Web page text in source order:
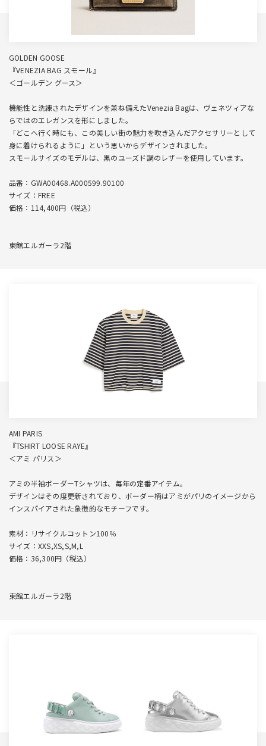
GOLDEN GOOSE
『VENEZIA BAG スモール』
＜ゴールデン グース＞
機能性と洗練されたデザインを兼ね備えたVenezia Bagは、ヴェネツィアな
らではのエレガンスを形にしました。
「どこへ行く時にも、この美しい街の魅力を吹き込んだアクセサリーとして
身に着けられるように」という思いからデザインされました。
スモールサイズのモデルは、黒のユーズド調のレザーを使用しています。
品番：GWA00468.A000599.90100
サイズ：FREE
価格：114,400円（税込）
東館エルガーラ2階
AMI PARIS
『TSHIRT LOOSE RAYE』
＜アミ パリス＞
アミの半袖ボーダーTシャツは、毎年の定番アイテム。
デザインはその度更新されており、ボーダー柄はアミがパリのイメージから
インスパイアされた象徴的なモチーフです。
素材：リサイクルコットン100％
サイズ：XXS,XS,S,M,L
価格：36,300円（税込）
東館エルガーラ2階